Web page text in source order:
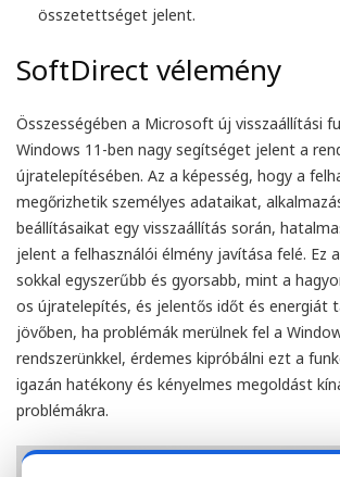
összetettséget jelent.
SoftDirect vélemény
Összességében a Microsoft új visszaállítási
Windows 11-ben nagy segítséget jelent a
újratelepítésében. Az a képesség, hogy a
megőrizhetik személyes adataikat,
beállításaikat egy visszaállítás során,
jelent a felhasználói élmény javítása felé. Ez
sokkal egyszerűbb és gyorsabb, mint a
os újratelepítés, és jelentős időt és energiát
jövőben, ha problémák merülnek fel a
rendszerünkkel, érdemes kipróbálni ezt a
igazán hatékony és kényelmes megoldást
problémákra.